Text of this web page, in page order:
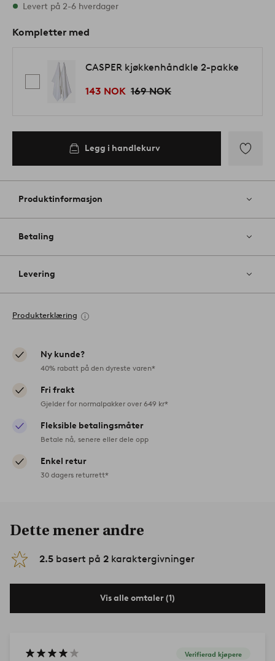
På lager
Levert på 2-6 hverdager
Kompletter med
CASPER kjøkkenhåndkle 2-pakke
143 NOK 169 NOK
Legg i handlekurv
til
Produktinformasjon
Betaling
Levering
Produkterklæring
Ny kunde?
40% rabatt på den dyreste varen*
Fri frakt
Gjelder for normalpakker over 649 kr*
Fleksible betalingsmåter
Betale nå, senere eller dele opp
Enkel retur
30 dagers returrett*
Dette mener andre
2.5 basert på 2 karaktergivninger
Vis alle omtaler (1)
Verifierad kjøpere